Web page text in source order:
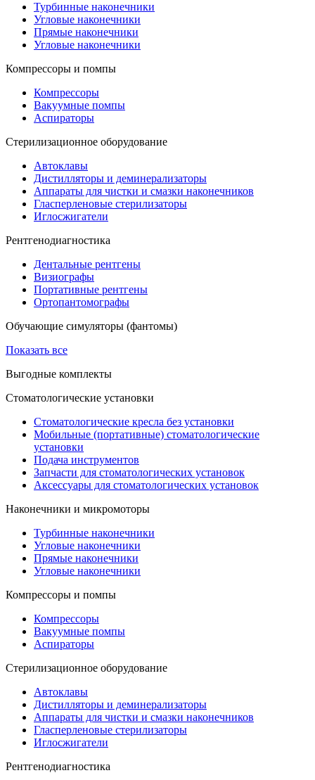
Турбинные наконечники
Угловые наконечники
Прямые наконечники
Угловые наконечники
Компрессоры и помпы
Компрессоры
Вакуумные помпы
Аспираторы
Стерилизационное оборудование
Автоклавы
Дистилляторы и деминерализаторы
Аппараты для чистки и смазки наконечников
Гласперленовые стерилизаторы
Иглосжигатели
Рентгенодиагностика
Дентальные рентгены
Визиографы
Портативные рентгены
Ортопантомографы
Обучающие симуляторы (фантомы)
Показать все
Выгодные комплекты
Стоматологические установки
Стоматологические кресла без установки
Мобильные (портативные) стоматологические
установки
Подача инструментов
Запчасти для стоматологических установок
Аксессуары для стоматологических установок
Наконечники и микромоторы
Турбинные наконечники
Угловые наконечники
Прямые наконечники
Угловые наконечники
Компрессоры и помпы
Компрессоры
Вакуумные помпы
Аспираторы
Стерилизационное оборудование
Автоклавы
Дистилляторы и деминерализаторы
Аппараты для чистки и смазки наконечников
Гласперленовые стерилизаторы
Иглосжигатели
Рентгенодиагностика